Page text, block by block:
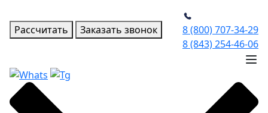
Рассчитать Заказать звонок
8 (800) 707-34-29
8 (843) 254-46-06